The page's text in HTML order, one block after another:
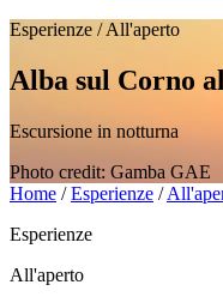
Esperienze / All'aperto
Alba sul Corno
Escursione in notturna
Photo credit: Gamba GAE
Home /Esperienze /
Esperienze
All'aperto